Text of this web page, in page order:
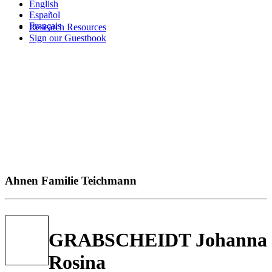
Research Resources
Sign our Guestbook
English
Español
Français
Ahnen Familie Teichmann
GRABSCHEIDT Johanna
Rosina